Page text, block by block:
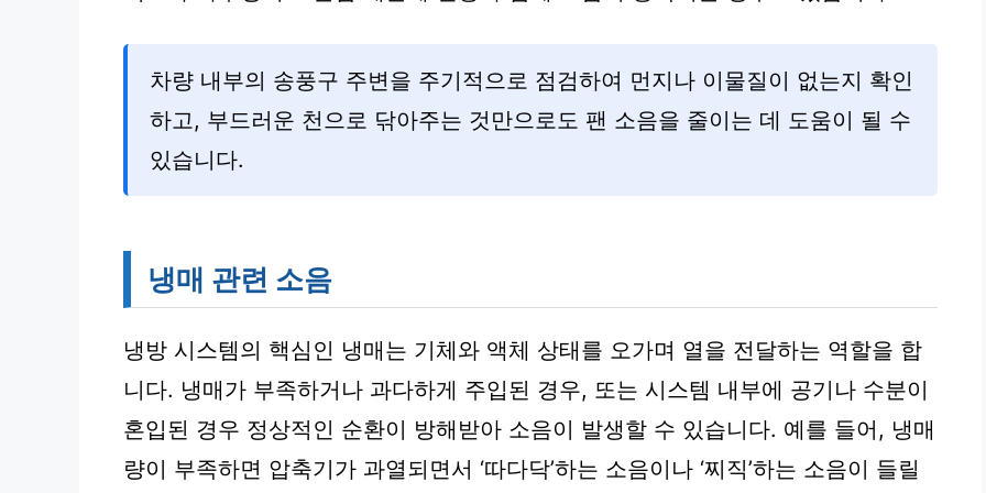
차량 내부의 송풍구 주변을 주기적으로 점검하여 먼지나 이물질이 없는지 확인
하고, 부드러운 천으로 닦아주는 것만으로도 팬 소음을 줄이는 데 도움이 될 수
있습니다.
냉매 관련 소음
냉방 시스템의 핵심인 냉매는 기체와 액체 상태를 오가며 열을 전달하는 역할을 합
니다. 냉매가 부족하거나 과다하게 주입된 경우, 또는 시스템 내부에 공기나 수분이
혼입된 경우 정상적인 순환이 방해받아 소음이 발생할 수 있습니다. 예를 들어, 냉매
량이 부족하면 압축기가 과열되면서 ‘따다닥’하는 소음이나 ‘찌직’하는 소음이 들릴